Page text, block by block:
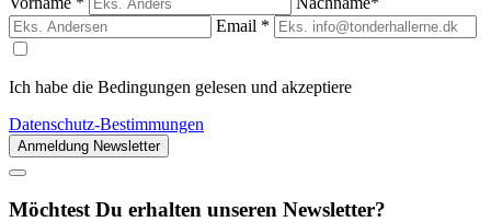
Email *
Ich habe die Bedingungen gelesen und akzeptiere
Datenschutz-Bestimmungen
Möchtest Du erhalten unseren Newsletter?